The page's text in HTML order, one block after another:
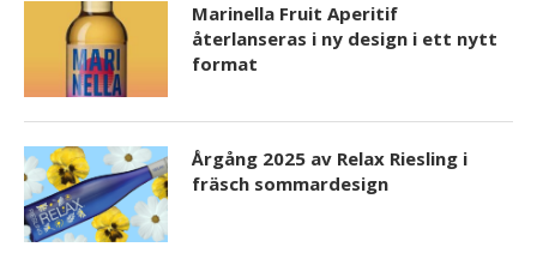
Marinella Fruit Aperitif
återlanseras i ny design i ett nytt
format
Årgång 2025 av Relax Riesling i
fräsch sommardesign